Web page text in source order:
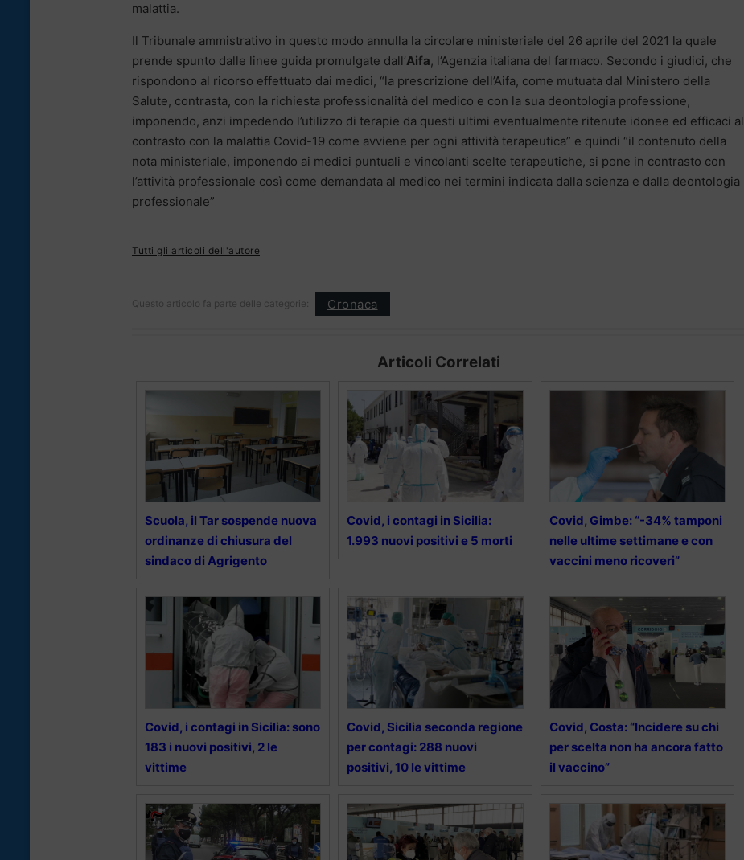
malattia.
Il Tribunale ammistrativo in questo modo annulla la circolare ministeriale del 26 aprile del 2021 la quale
prende spunto dalle linee guida promulgate dall’Aifa, l’Agenzia italiana del farmaco. Secondo i giudici, che
rispondono al ricorso effettuato dai medici, “la prescrizione dell’Aifa, come mutuata dal Ministero della
Salute, contrasta, con la richiesta professionalità del medico e con la sua deontologia professione,
imponendo, anzi impedendo l’utilizzo di terapie da questi ultimi eventualmente ritenute idonee ed efficaci al
contrasto con la malattia Covid-19 come avviene per ogni attività terapeutica” e quindi “il contenuto della
nota ministeriale, imponendo ai medici puntuali e vincolanti scelte terapeutiche, si pone in contrasto con
l’attività professionale così come demandata al medico nei termini indicata dalla scienza e dalla deontologia
professionale”
Tutti gli articoli dell'autore
Questo articolo fa parte delle categorie: Cronaca
Articoli Correlati
Scuola, il Tar sospende nuova
ordinanze di chiusura del
sindaco di Agrigento
Covid, i contagi in Sicilia:
1.993 nuovi positivi e 5 morti
Covid, Gimbe: “-34% tamponi
nelle ultime settimane e con
vaccini meno ricoveri”
Covid, i contagi in Sicilia: sono
183 i nuovi positivi, 2 le
vittime
Covid, Sicilia seconda regione
per contagi: 288 nuovi
positivi, 10 le vittime
Covid, Costa: “Incidere su chi
per scelta non ha ancora fatto
il vaccino”